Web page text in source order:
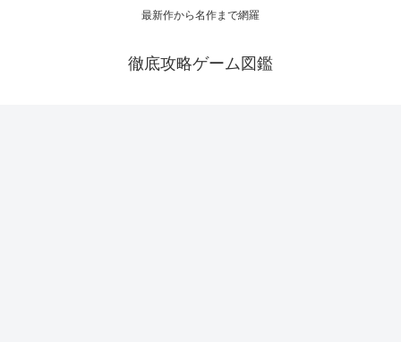
最新作から名作まで網羅
徹底攻略ゲーム図鑑